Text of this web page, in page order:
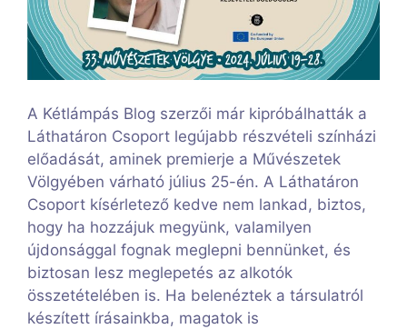
A Kétlámpás Blog szerzői már kipróbálhatták a
Láthatáron Csoport legújabb részvételi színházi
előadását, aminek premierje a Művészetek
Völgyében várható július 25-én. A Láthatáron
Csoport kísérletező kedve nem lankad, biztos,
hogy ha hozzájuk megyünk, valamilyen
újdonsággal fognak meglepni bennünket, és
biztosan lesz meglepetés az alkotók
összetételében is. Ha belenéztek a társulatról
készített írásainkba, magatok is